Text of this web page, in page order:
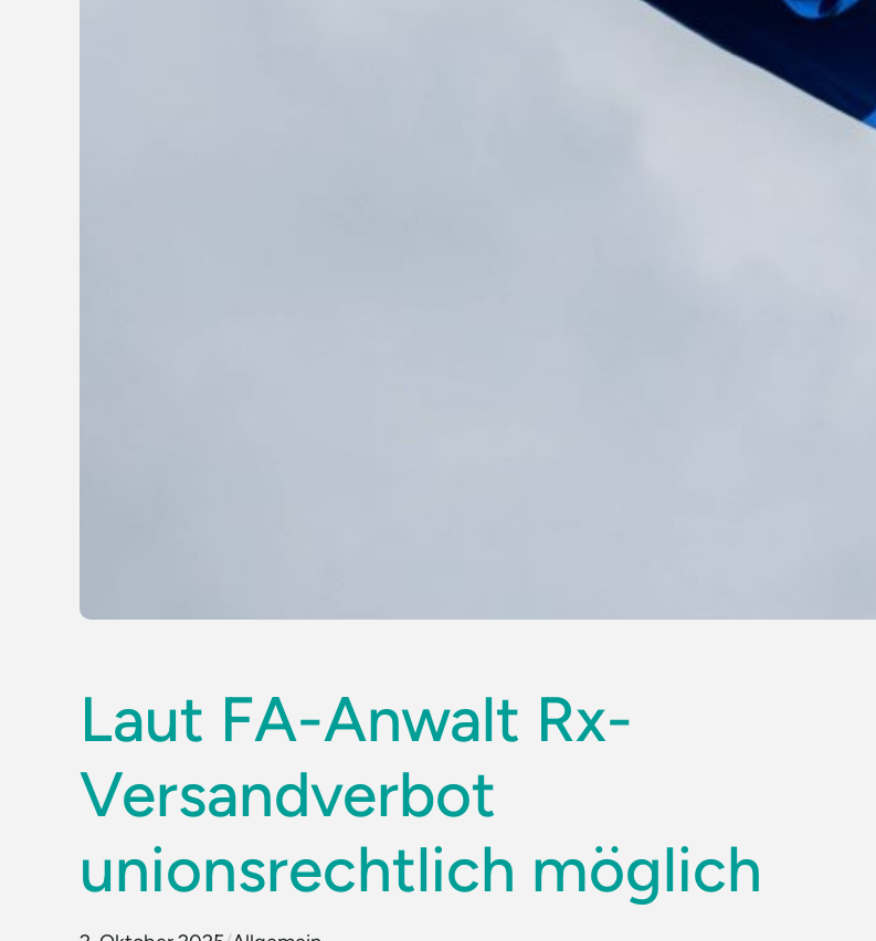
Laut FA-Anwalt Rx-
Versandverbot
unionsrechtlich möglich